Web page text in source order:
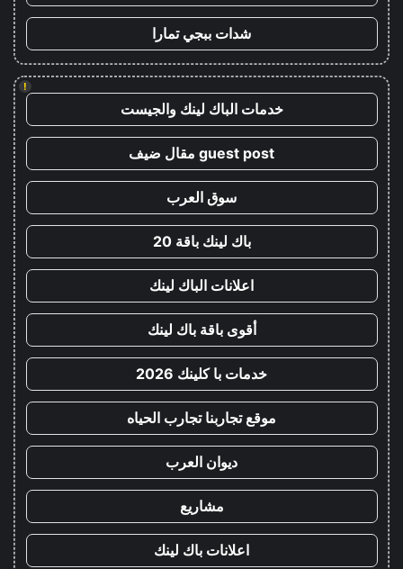
شدات ببجي تمارا
!
خدمات الباك لينك والجيست
guest post مقال ضيف
سوق العرب
باك لينك باقة 20
اعلانات الباك لينك
أقوى باقة باك لينك
خدمات با كلينك 2026
موقع تجاربنا تجارب الحياه
ديوان العرب
مشاريع
اعلانات باك لينك